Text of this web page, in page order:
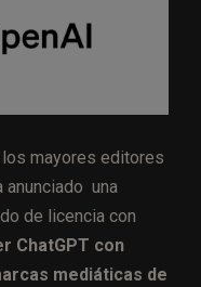
mayores editores
anunciado una
de licencia con
ChatGPT con
mediáticas de